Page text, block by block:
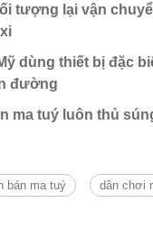
tượng lại vận
dùng thiết bị đặc
đường
ma tuý luôn thủ
bán ma tuý dân chơi